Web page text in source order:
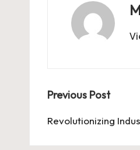
Post
Previous Post
Revolutionizing